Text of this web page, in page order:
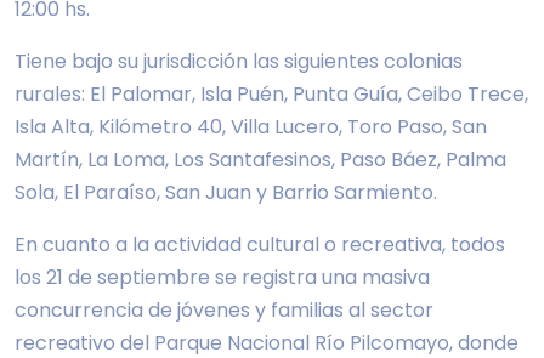
12:00 hs.
Tiene bajo su jurisdicción las siguientes colonias
rurales: El Palomar, Isla Puén, Punta Guía, Ceibo Trece,
Isla Alta, Kilómetro 40, Villa Lucero, Toro Paso, San
Martín, La Loma, Los Santafesinos, Paso Báez, Palma
Sola, El Paraíso, San Juan y Barrio Sarmiento.
En cuanto a la actividad cultural o recreativa, todos
los 21 de septiembre se registra una masiva
concurrencia de jóvenes y familias al sector
recreativo del Parque Nacional Río Pilcomayo, donde